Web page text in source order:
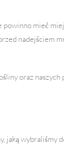
mieć
nadejściem
oraz
jaką wybraliśmy